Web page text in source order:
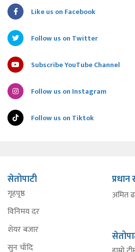
Like us on Facebook
Follow us on Twitter
Subscribe YouTube Channel
Follow us on Instagram
Follow us on Tiktok
सेतोपाटी
गृहपृष्ठ
विनिमय दर
शेयर बजार
सुन चाँदि
अमित